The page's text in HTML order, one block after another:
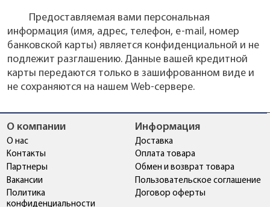
Предоставляемая вами персональная
информация (имя, адрес, телефон, e-mail, номер
банковской карты) является конфиденциальной и не
подлежит разглашению. Данные вашей кредитной
карты передаются только в зашифрованном виде и
не сохраняются на нашем Web-сервере.
О компании
О нас
Контакты
Партнеры
Вакансии
Политика
конфиденциальности
Информация
Доставка
Оплата товара
Обмен и возврат товара
Пользовательское соглашение
Договор оферты